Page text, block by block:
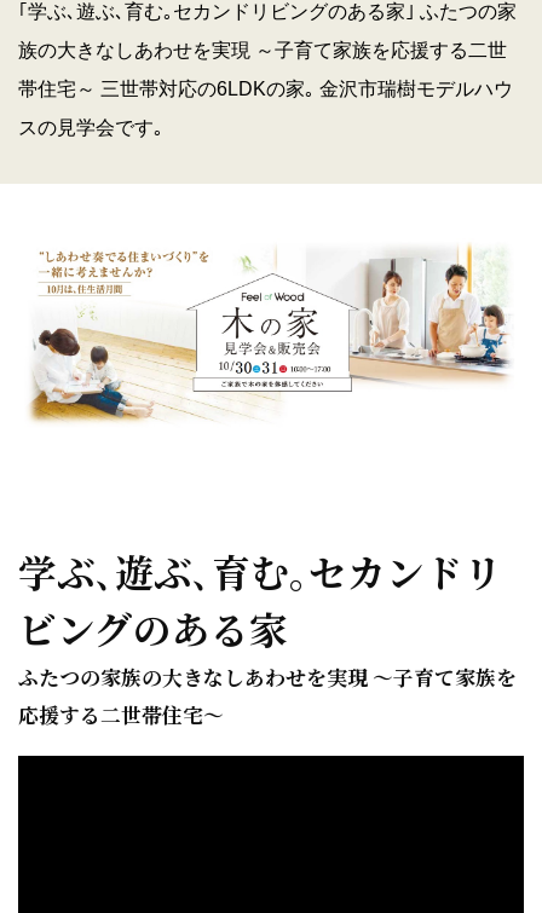
｢学ぶ､遊ぶ､育む｡セカンドリビングのある家｣ ふたつの家
族の大きなしあわせを実現 ～子育て家族を応援する二世
帯住宅～ 三世帯対応の6LDKの家｡ 金沢市瑞樹モデルハウ
スの見学会です｡
学ぶ､遊ぶ､育む｡セカンドリ
ビングのある家
ふたつの家族の大きなしあわせを実現 ～子育て家族を
応援する二世帯住宅～